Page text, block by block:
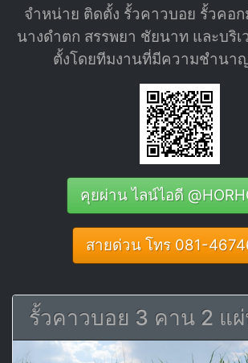
จำหน่าย ติดตั้ง รั้วคาวบอย รั้วคอ
นางดำตก สรรพยา ชัยนาท และบริเ
ตั้งโดยทีมงานที่มีความชำนา
คุยผ่าน ไลน์ไอดี
สายด่วน โทร 081-
รั้วคาวบอย 3 คาน 2 แ